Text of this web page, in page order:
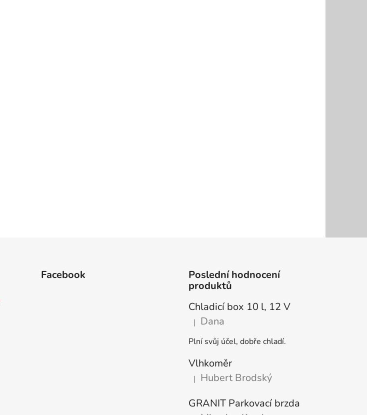
Facebook
Poslední hodnocení
produktů
Chladicí box 10 l, 12 V
Hodnocení produktu je 5 z 5 hvězdiček.
| Dana
Plní svůj účel, dobře chladí.
Vlhkoměr
Hodnocení produktu je 5 z 5 hvězdiček.
| Hubert Brodský
GRANIT Parkovací brzda